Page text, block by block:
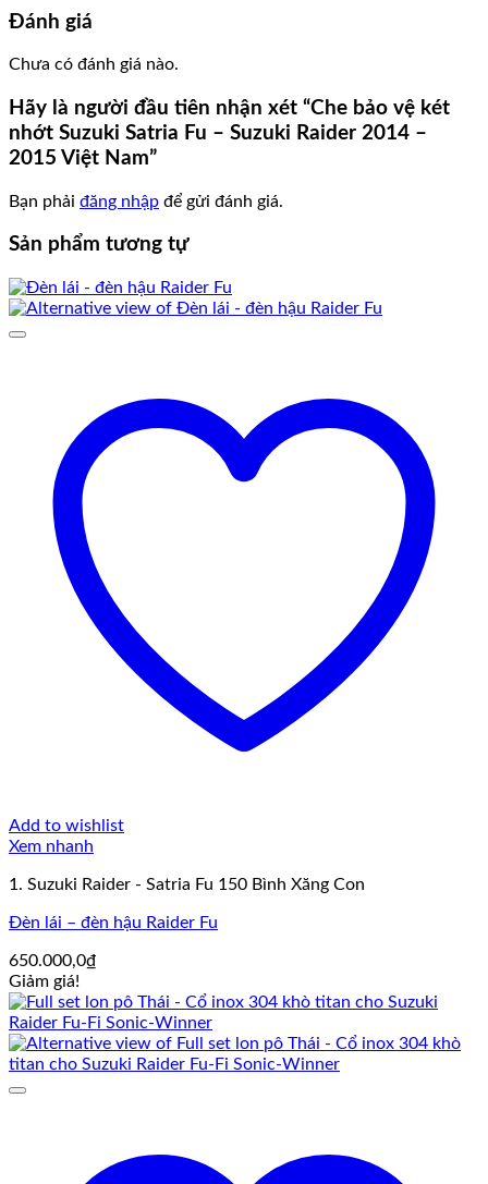
Đánh giá
Chưa có đánh giá nào.
Hãy là người đầu tiên nhận xét “Che bảo vệ két
nhớt Suzuki Satria Fu – Suzuki Raider 2014 –
2015 Việt Nam”
Bạn phải đăng nhập để gửi đánh giá.
Sản phẩm tương tự
Add to wishlist
Xem nhanh
1. Suzuki Raider - Satria Fu 150 Bình Xăng Con
Đèn lái – đèn hậu Raider Fu
650.000,0₫
Giảm giá!